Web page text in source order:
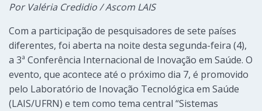
Por Valéria Credidio / Ascom LAIS
Com a participação de pesquisadores de sete países
diferentes, foi aberta na noite desta segunda-feira (4),
a 3ª Conferência Internacional de Inovação em Saúde. O
evento, que acontece até o próximo dia 7, é promovido
pelo Laboratório de Inovação Tecnológica em Saúde
(LAIS/UFRN) e tem como tema central “Sistemas